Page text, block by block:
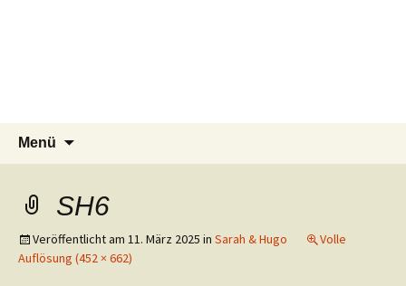
Tier Natur und Artenschutz
Siebengebirge e.V.
Tierschutzverein seit 1985 im
Siebengebirge – Orscheider
Menü
SH6
Veröffentlicht am 11. März 2025 in Sarah & Hugo
Volle
Auflösung (452 × 662)